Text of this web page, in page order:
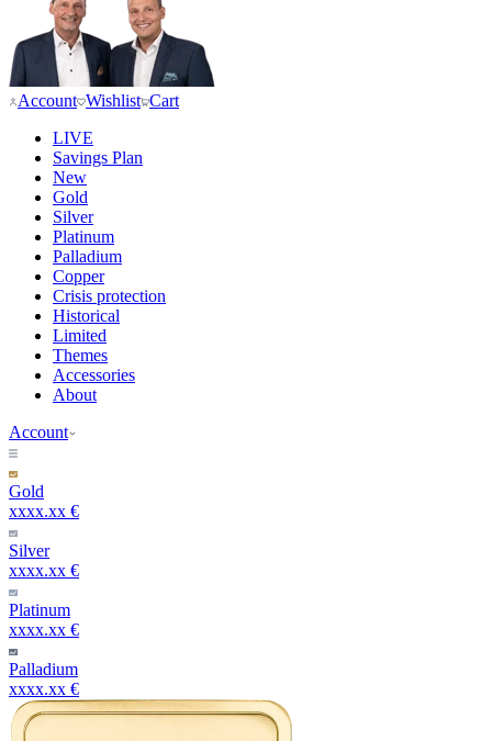
Account Wishlist Cart
LIVE
Savings Plan
New
Gold
Silver
Platinum
Palladium
Copper
Crisis protection
Historical
Limited
Themes
Accessories
About
Account
Gold
xxxx.xx €
Silver
xxxx.xx €
Platinum
xxxx.xx €
Palladium
xxxx.xx €